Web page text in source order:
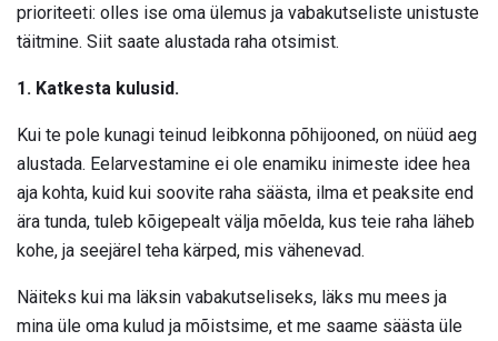
prioriteeti: olles ise oma ülemus ja vabakutseliste unistuste
täitmine. Siit saate alustada raha otsimist.
1. Katkesta kulusid.
Kui te pole kunagi teinud leibkonna põhijooned, on nüüd aeg
alustada. Eelarvestamine ei ole enamiku inimeste idee hea
aja kohta, kuid kui soovite raha säästa, ilma et peaksite end
ära tunda, tuleb kõigepealt välja mõelda, kus teie raha läheb
kohe, ja seejärel teha kärped, mis vähenevad.
Näiteks kui ma läksin vabakutseliseks, läks mu mees ja
mina üle oma kulud ja mõistsime, et me saame säästa üle